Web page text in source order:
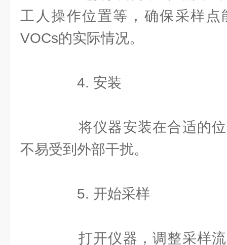
工人操作位置等，确保采样点
VOCs的实际情况。
4. 安装
将仪器安装在合适的位
不易受到外部干扰。
5. 开始采样
打开仪器，调整采样流